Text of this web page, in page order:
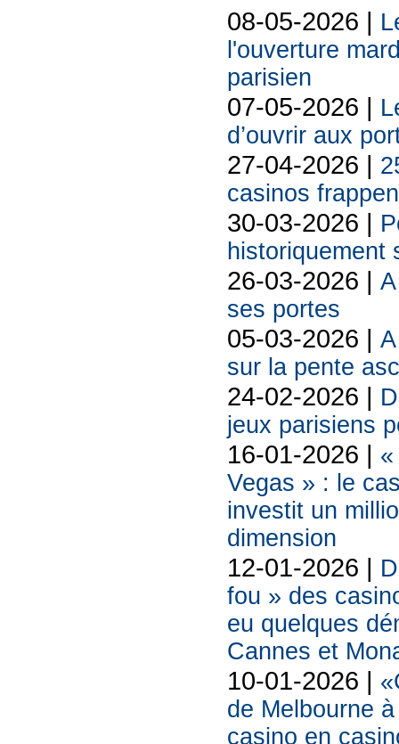
08-05-2026 |
l'ouverture
parisien
07-05-2026 |
d’ouvrir aux
27-04-2026 |
casinos
30-03-2026 |
historiquement
26-03-2026 |
ses portes
05-03-2026 |
sur la pente
24-02-2026 |
jeux parisiens
16-01-2026 |
Vegas » : le
investit un
dimension
12-01-2026 |
fou » des
eu quelques
Cannes et
10-01-2026 |
de Melbourne
casino en